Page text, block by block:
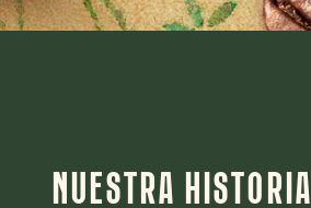
NUESTRA HISTORIA